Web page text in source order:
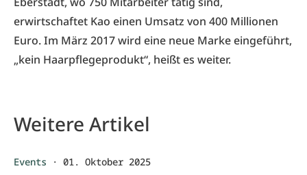
erwirtschaftet Kao einen Umsatz von 400 Millionen
Euro. Im März 2017 wird eine neue Marke eingeführt,
„kein Haarpflegeprodukt“, heißt es weiter.
Weitere Artikel
Events · 01. Oktober 2025